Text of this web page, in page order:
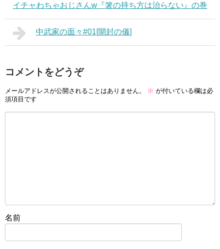
イチャわちゃおじさんw『箸の持ち方は治らない』の巻
中武家の面々#01[開封の儀]
コメントをどうぞ
メールアドレスが公開されることはありません。 ※ が付いている欄は必
須項目です
名前